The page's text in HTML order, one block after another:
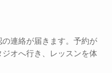
連絡が届きます。予約が
オへ行き、レッスンを体